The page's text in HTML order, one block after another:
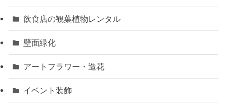
飲食店の観葉植物レンタル
壁面緑化
アートフラワー・造花
イベント装飾